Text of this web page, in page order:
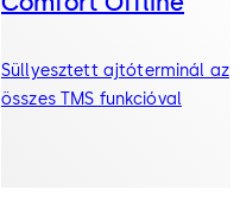
Süllyesztett ajtóterminál az
összes TMS funkcióval